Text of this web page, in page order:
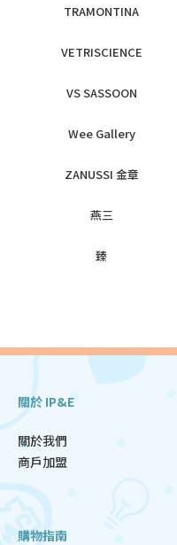
TRAMONTINA
VETRISCIENCE
VS SASSOON
Wee Gallery
ZANUSSI 金章
燕三
臻
關於 IP&E
關於我們
商戶加盟
購物指南